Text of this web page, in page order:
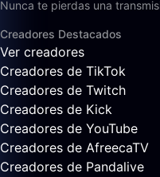
Nunca te pierdas una
Creadores Destacados
Ver creadores
Creadores de TikTok
Creadores de Twitch
Creadores de Kick
Creadores de YouTube
Creadores de AfreecaTV
Creadores de Pandalive